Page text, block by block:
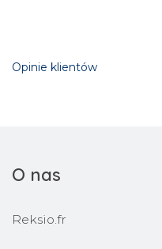
Opinie klientów
O nas
Reksio.fr